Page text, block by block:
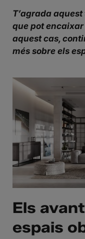
T’agrada
que pot encaixar
aquest cas,
més sobre els
Els
espais